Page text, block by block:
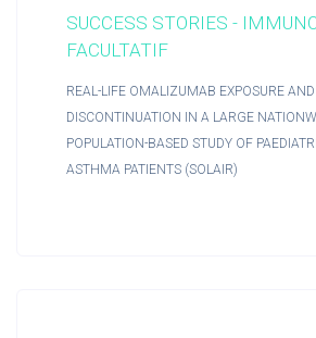
SUCCESS STORIES -
FACULTATIF
REAL-LIFE OMALIZUMAB EXPOSURE AND
DISCONTINUATION IN A LARGE
POPULATION-BASED STUDY OF
ASTHMA PATIENTS (SOLAIR)